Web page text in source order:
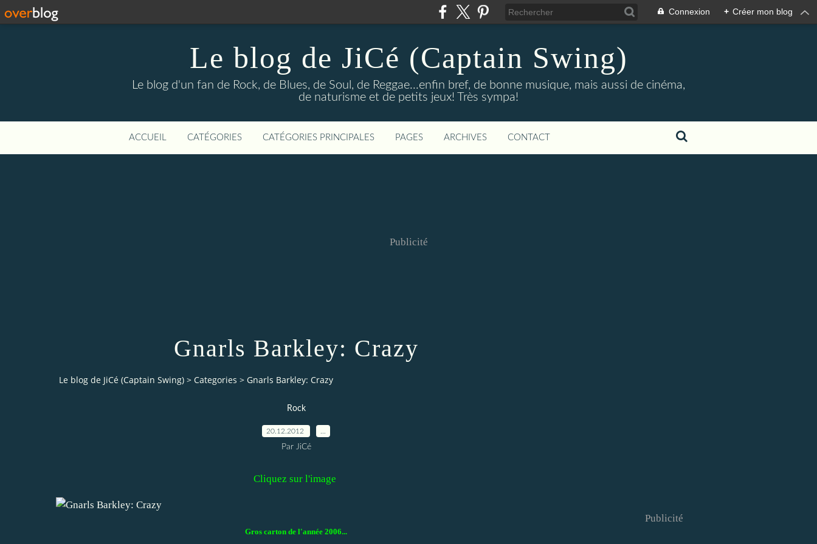
Connexion + Créer mon blog
Le blog de JiCé (Captain Swing)
Le blog d'un fan de Rock, de Blues, de Soul, de Reggae...enfin bref, de bonne musique, mais aussi de cinéma,
de naturisme et de petits jeux! Très sympa!
ACCUEIL CATÉGORIES CATÉGORIES PRINCIPALES PAGES ARCHIVES CONTACT
Publicité
Gnarls Barkley: Crazy
Le blog de JiCé (Captain Swing) > Categories > Gnarls Barkley: Crazy
Rock
20.12.2012
Par JiCé
Cliquez sur l'image
Gros carton de l'année 2006...
Publicité